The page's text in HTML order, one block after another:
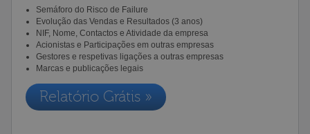
Semáforo do Risco de Failure
Evolução das Vendas e Resultados (3 anos)
NIF, Nome, Contactos e Atividade da empresa
Acionistas e Participações em outras empresas
Gestores e respetivas ligações a outras empresas
Marcas e publicações legais
Relatório Grátis »